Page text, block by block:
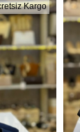
Kargo